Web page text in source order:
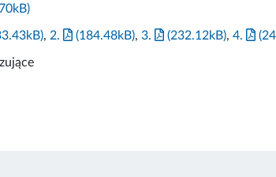
, 2. (184.48kB), 3. (232.12kB), 4.